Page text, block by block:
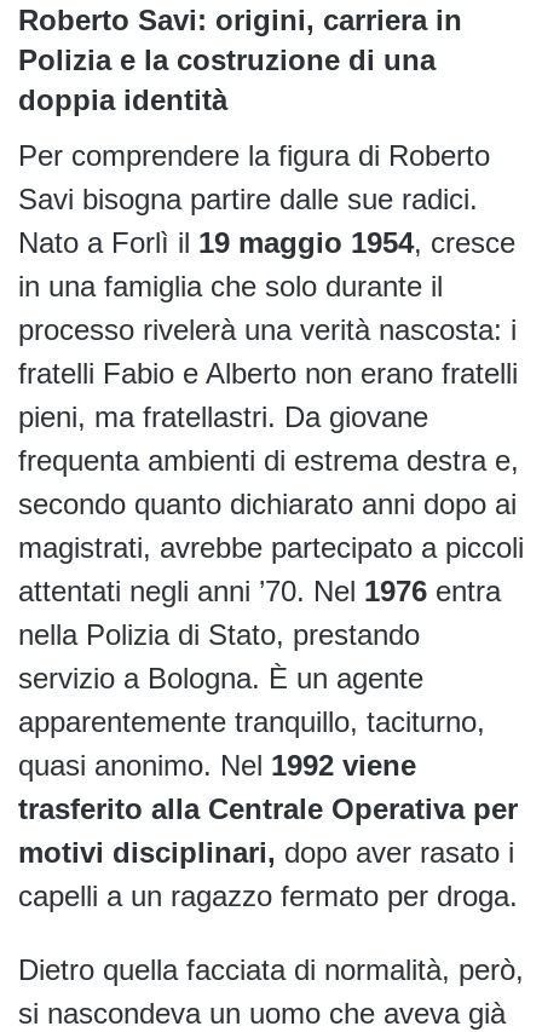
Roberto Savi: origini, carriera in
Polizia e la costruzione di una
doppia identità
Per comprendere la figura di Roberto
Savi bisogna partire dalle sue radici.
Nato a Forlì il 19 maggio 1954, cresce
in una famiglia che solo durante il
processo rivelerà una verità nascosta: i
fratelli Fabio e Alberto non erano fratelli
pieni, ma fratellastri. Da giovane
frequenta ambienti di estrema destra e,
secondo quanto dichiarato anni dopo ai
magistrati, avrebbe partecipato a piccoli
attentati negli anni ’70. Nel 1976 entra
nella Polizia di Stato, prestando
servizio a Bologna. È un agente
apparentemente tranquillo, taciturno,
quasi anonimo. Nel 1992 viene
trasferito alla Centrale Operativa per
motivi disciplinari, dopo aver rasato i
capelli a un ragazzo fermato per droga.
Dietro quella facciata di normalità, però,
si nascondeva un uomo che aveva già